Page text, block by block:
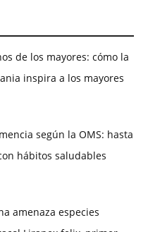
de los mayores: cómo la
inspira a los mayores
según la OMS: hasta
hábitos saludables
amenaza especies